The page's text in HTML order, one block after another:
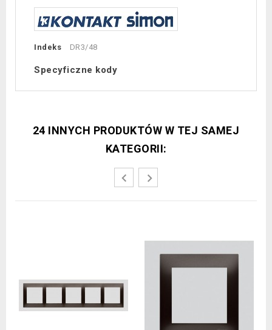
Indeks DR3/48
Specyficzne kody
24 INNYCH PRODUKTÓW W TEJ SAMEJ
KATEGORII: